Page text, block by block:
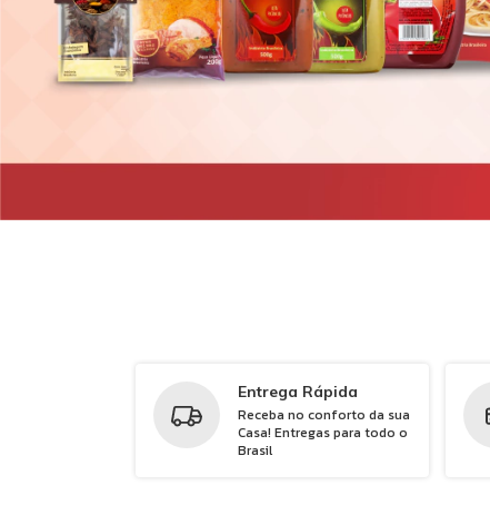
Entrega Rápida
Receba no conforto da sua
Casa! Entregas para todo o
Brasil